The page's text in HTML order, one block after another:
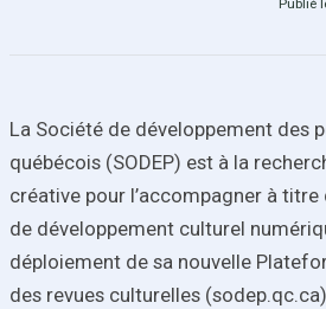
Publié
La Société de développement des
québécois (SODEP) est à la
créative pour l’accompagner à titre
de développement culturel
déploiement de sa nouvelle
des revues culturelles